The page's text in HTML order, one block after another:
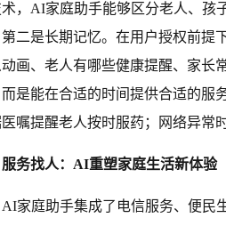
，AI家庭助手能够区分老人、孩
二是长期记忆。在用户授权前
画、老人有哪些健康提醒、家长
是能在合适的时间提供合适的服
嘱提醒老人按时服药；网络异常
服务找人：AI重塑家庭生活新体验
AI家庭助手集成了电信服务、便民